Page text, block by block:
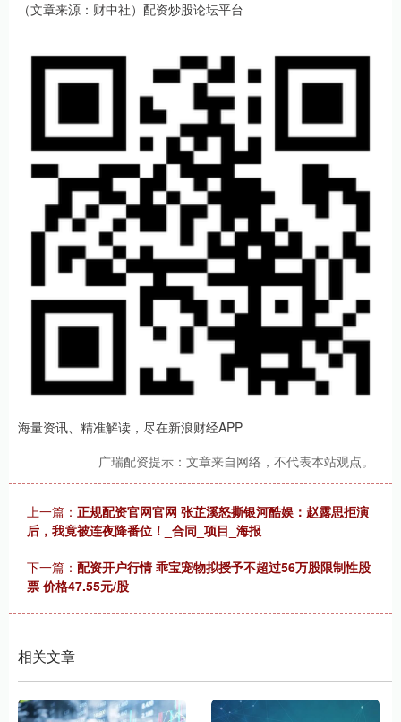
（文章来源：财中社）配资炒股论坛平台
海量资讯、精准解读，尽在新浪财经APP
广瑞配资提示：文章来自网络，不代表本站观点。
上一篇： 正规配资官网官网 张芷溪怒撕银河酷娱：赵露思拒演
后，我竟被连夜降番位！_合同_项目_海报
下一篇： 配资开户行情 乖宝宠物拟授予不超过56万股限制性股
票 价格47.55元/股
相关文章